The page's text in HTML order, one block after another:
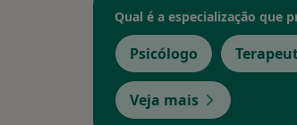
Qual é a especialização que
Psicólogo
Veja mais